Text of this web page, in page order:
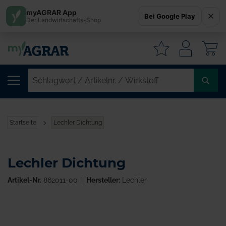
Startseite Lechler Dichtung
Lechler Dichtung
Artikel-Nr. 862011-00 Hersteller:Lechler
myAGRAR App
Der Landwirtschafts-Shop Bei Google Play